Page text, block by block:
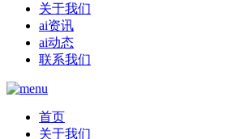
关于我们
ai资讯
ai动态
联系我们
首页
关于我们